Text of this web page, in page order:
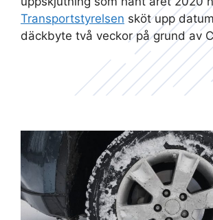
Transportstyrelsen sköt upp
däckbyte två veckor på grund av